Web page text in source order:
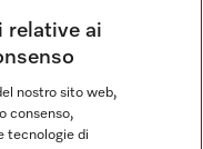
relative ai
nostro sito web,
consenso,
tecnologie di